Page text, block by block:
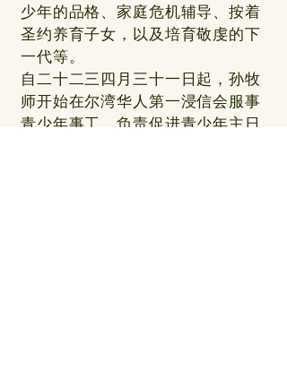
少年的品格、家庭危机辅导、按着
圣约养育子女，以及培育敬虔的下
一代等。
自二十二三四月三十一日起，孙牧
师开始在尔湾华人第一浸信会服事
青少年事工，负责促进青少年主日